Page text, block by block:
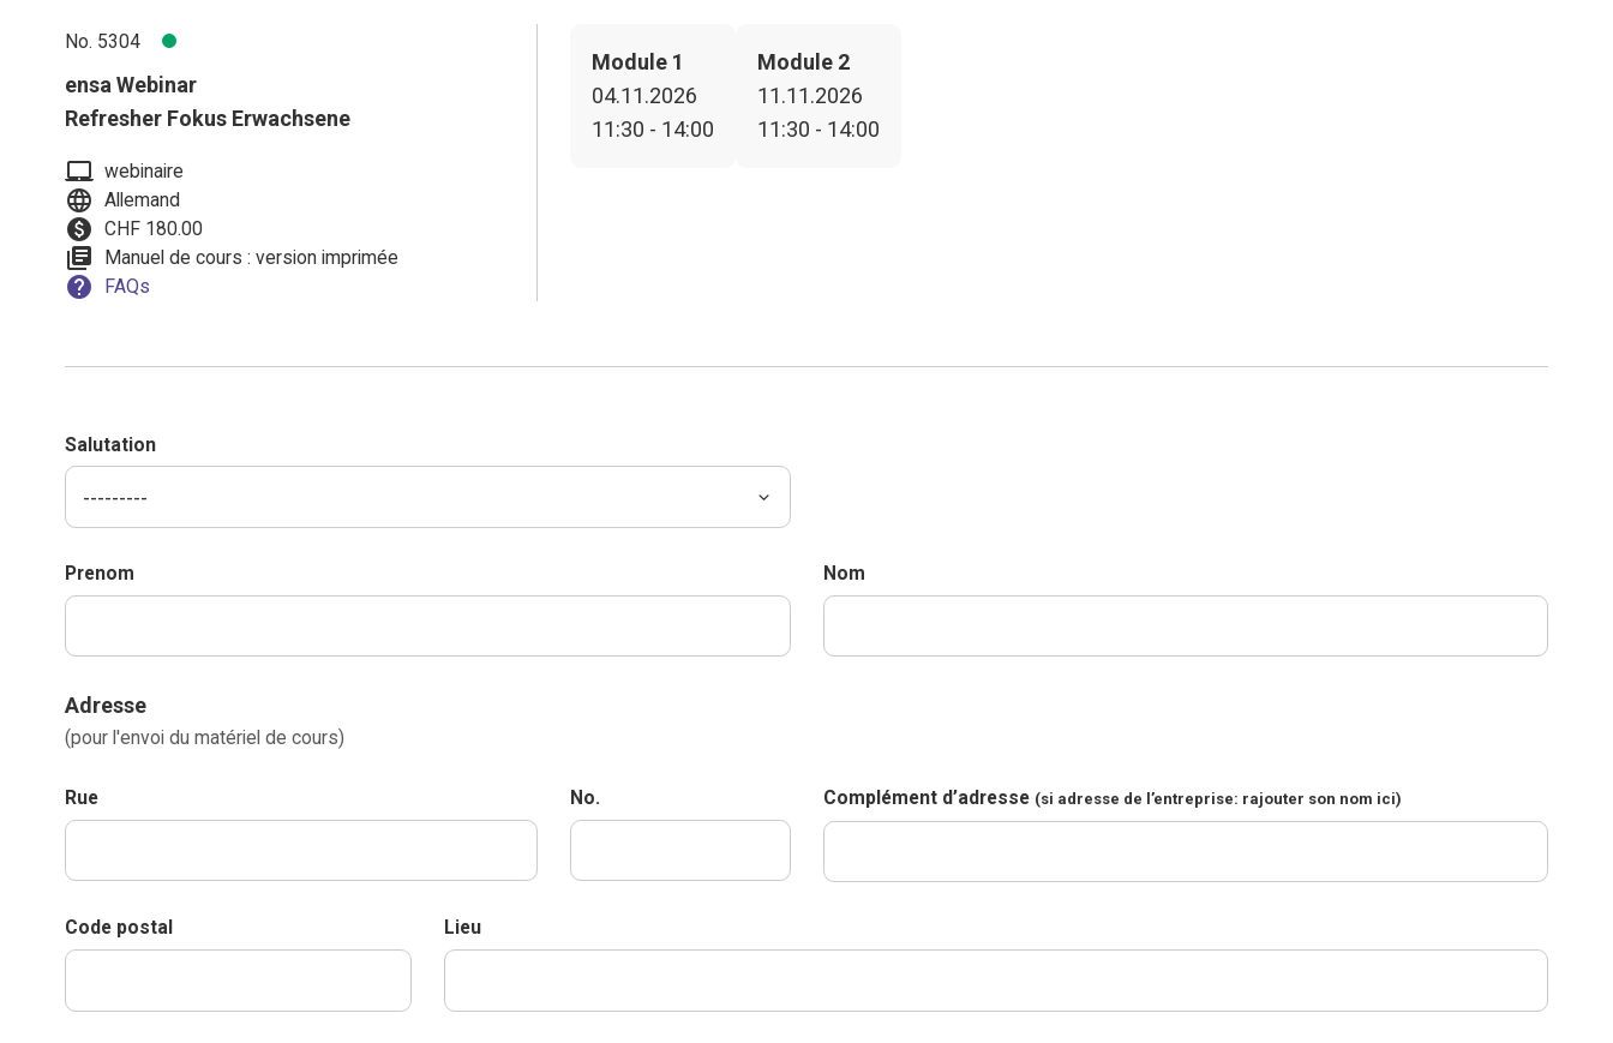
No. 5304
ensa Webinar
Refresher Fokus Erwachsene
laptop_mac webinaire
language Allemand
paid CHF 180.00
library_books Manuel de cours : version imprimée
help FAQs
Module 1
04.11.2026
11:30 - 14:00
Module 2
11.11.2026
11:30 - 14:00
Salutation
Prenom Nom
Adresse
(pour l'envoi du matériel de cours)
Rue No. Complément d’adresse (si adresse de l’entreprise: rajouter son nom ici)
Code postal Lieu